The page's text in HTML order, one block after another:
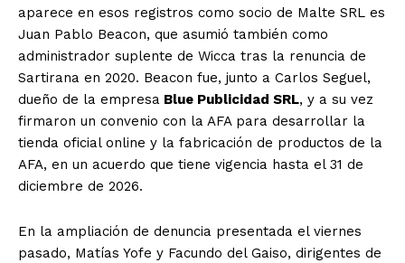
aparece en esos registros como socio de Malte SRL es
Juan Pablo Beacon, que asumió también como
administrador suplente de Wicca tras la renuncia de
Sartirana en 2020. Beacon fue, junto a Carlos Seguel,
dueño de la empresa Blue Publicidad SRL, y a su vez
firmaron un convenio con la AFA para desarrollar la
tienda oficial online y la fabricación de productos de la
AFA, en un acuerdo que tiene vigencia hasta el 31 de
diciembre de 2026.
En la ampliación de denuncia presentada el viernes
pasado, Matías Yofe y Facundo del Gaiso, dirigentes de